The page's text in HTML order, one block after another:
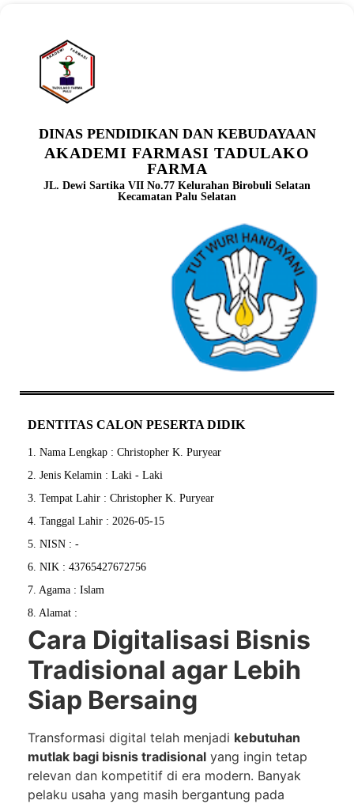
DINAS PENDIDIKAN DAN KEBUDAYAAN
AKADEMI FARMASI TADULAKO
FARMA
JL. Dewi Sartika VII No.77 Kelurahan Birobuli Selatan
Kecamatan Palu Selatan
DENTITAS CALON PESERTA DIDIK
1. Nama Lengkap : Christopher K. Puryear
2. Jenis Kelamin : Laki - Laki
3. Tempat Lahir : Christopher K. Puryear
4. Tanggal Lahir : 2026-05-15
5. NISN : -
6. NIK : 43765427672756
7. Agama : Islam
8. Alamat :
Cara Digitalisasi Bisnis
Tradisional agar Lebih
Siap Bersaing
Transformasi digital telah menjadi kebutuhan
mutlak bagi bisnis tradisional yang ingin tetap
relevan dan kompetitif di era modern. Banyak
pelaku usaha yang masih bergantung pada